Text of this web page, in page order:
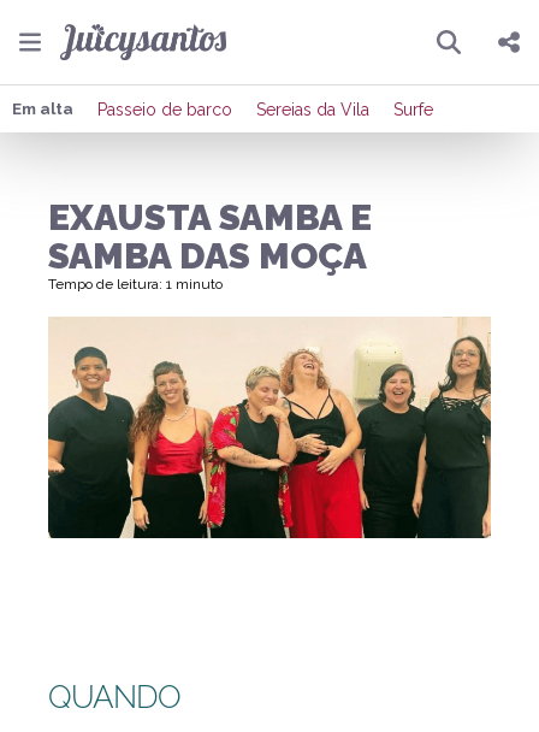
Pesquisar
Compartilhar
Enviar por Whatsapp
Em alta Passeio de barco Sereias da Vila Surfe
EXAUSTA SAMBA E
SAMBA DAS MOÇA
Tempo de leitura: 1 minuto
QUANDO